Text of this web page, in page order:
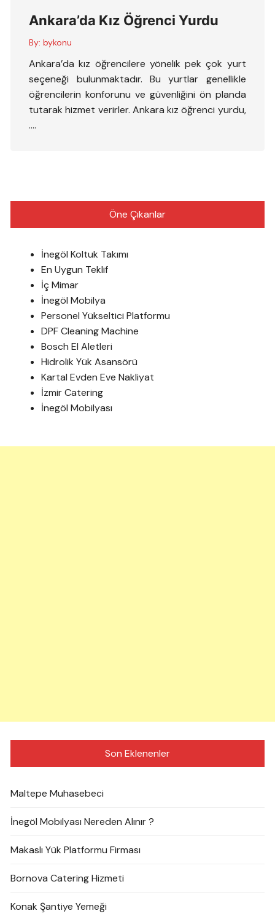
Ankara’da Kız Öğrenci Yurdu
By: bykonu
Ankara’da kız öğrencilere yönelik pek çok yurt
seçeneği bulunmaktadır. Bu yurtlar genellikle
öğrencilerin konforunu ve güvenliğini ön planda
tutarak hizmet verirler. Ankara kız öğrenci yurdu,
….
Öne Çıkanlar
İnegöl Koltuk Takımı
En Uygun Teklif
İç Mimar
İnegöl Mobilya
Personel Yükseltici Platformu
DPF Cleaning Machine
Bosch El Aletleri
Hidrolik Yük Asansörü
Kartal Evden Eve Nakliyat
İzmir Catering
İnegöl Mobilyası
Son Eklenenler
Maltepe Muhasebeci
İnegöl Mobilyası Nereden Alınır ?
Makaslı Yük Platformu Firması
Bornova Catering Hizmeti
Konak Şantiye Yemeği